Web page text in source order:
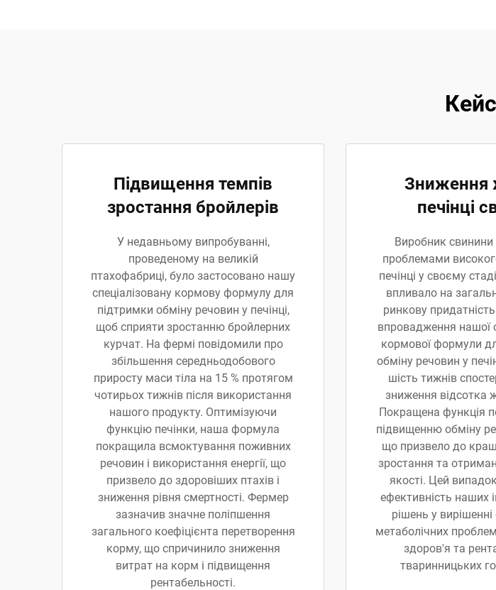
Підвищення темпів
зростання бройлерів
У недавньому випробуванні,
проведеному на великій
птахофабриці, було застосовано нашу
спеціалізовану кормову формулу для
підтримки обміну речовин у печінці,
щоб сприяти зростанню бройлерних
курчат. На фермі повідомили про
збільшення середньодобового
приросту маси тіла на 15 % протягом
чотирьох тижнів після використання
нашого продукту. Оптимізуючи
функцію печінки, наша формула
покращила всмоктування поживних
речовин і використання енергії, що
призвело до здоровіших птахів і
зниження рівня смертності. Фермер
зазначив значне поліпшення
загального коефіцієнта перетворення
корму, що спричинило зниження
витрат на корм і підвищення
рентабельності.
Зниження
печінці
Виробник свинини
проблемами
печінці у своєму
впливало на
ринкову
впровадження нашої
кормової формули
обміну речовин у
шість тижнів
зниження відсотка
Покращена функція
підвищенню обміну
що призвело до
зростання та
якості. Цей
ефективність наших
рішень у
метаболічних
здоров'я та
тваринницьких